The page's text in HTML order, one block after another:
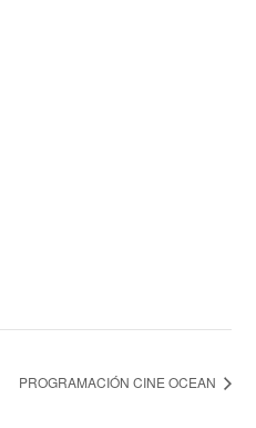
PROGRAMACIÓN CINE OCEAN